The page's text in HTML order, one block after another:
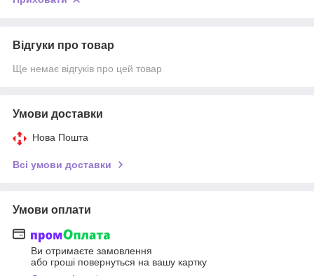
Відгуки про товар
Ще немає відгуків про цей товар
Умови доставки
Нова Пошта
Всі умови доставки
Умови оплати
Ви отримаєте замовлення
або гроші повернуться на вашу картку